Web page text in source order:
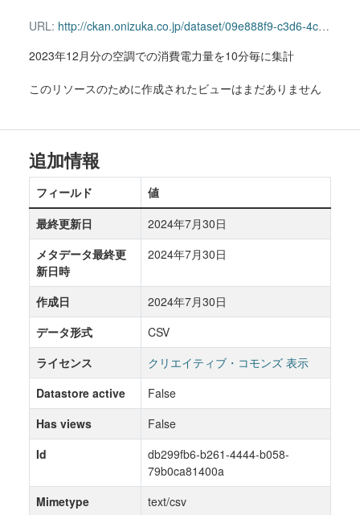
URL: http://ckan.onizuka.co.jp/dataset/09e888f9-c3d6-4c8c-a84c-1289e13e2c17/resource/db299fb6-b261-4444-b058-79b0ca81400a/download/airconditioning_2312.csv
2023年12月分の空調での消費電力量を10分毎に集計
このリソースのために作成されたビューはまだありません
追加情報
フィールド
値
最終更新日
2024年7月30日
メタデータ最終更
新日時
2024年7月30日
作成日
2024年7月30日
データ形式
CSV
ライセンス
クリエイティブ・コモンズ 表示
Datastore active
False
Has views
False
Id
db299fb6-b261-4444-b058-
79b0ca81400a
Mimetype
text/csv